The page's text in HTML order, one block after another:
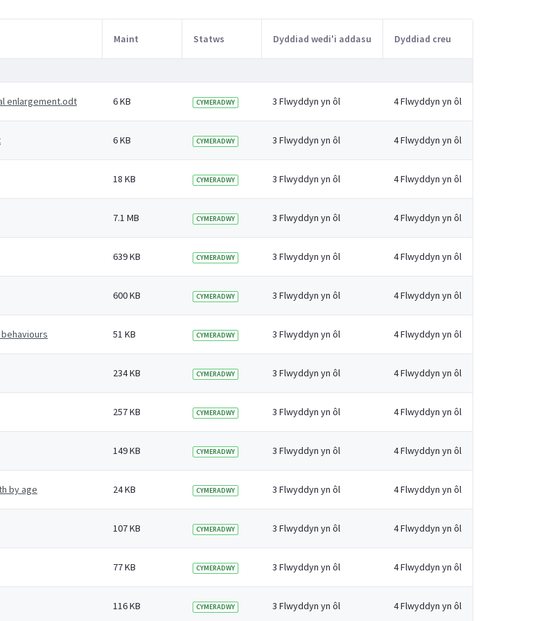
Maint Statws Dyddiad wedi'i addasu Dyddiad creu
enlargement.odt 6 KB CYMERADWY 3 Flwyddyn yn ôl 4 Flwyddyn yn ôl
6 KB CYMERADWY 3 Flwyddyn yn ôl 4 Flwyddyn yn ôl
18 KB CYMERADWY 3 Flwyddyn yn ôl 4 Flwyddyn yn ôl
7.1 MB CYMERADWY 3 Flwyddyn yn ôl 4 Flwyddyn yn ôl
639 KB CYMERADWY 3 Flwyddyn yn ôl 4 Flwyddyn yn ôl
600 KB CYMERADWY 3 Flwyddyn yn ôl 4 Flwyddyn yn ôl
51 KB CYMERADWY 3 Flwyddyn yn ôl 4 Flwyddyn yn ôl
234 KB CYMERADWY 3 Flwyddyn yn ôl 4 Flwyddyn yn ôl
257 KB CYMERADWY 3 Flwyddyn yn ôl 4 Flwyddyn yn ôl
149 KB CYMERADWY 3 Flwyddyn yn ôl 4 Flwyddyn yn ôl
by age 24 KB CYMERADWY 3 Flwyddyn yn ôl 4 Flwyddyn yn ôl
107 KB CYMERADWY 3 Flwyddyn yn ôl 4 Flwyddyn yn ôl
77 KB CYMERADWY 3 Flwyddyn yn ôl 4 Flwyddyn yn ôl
116 KB CYMERADWY 3 Flwyddyn yn ôl 4 Flwyddyn yn ôl